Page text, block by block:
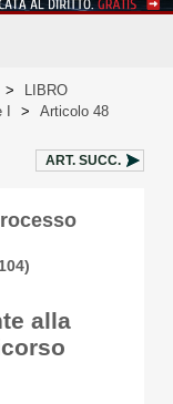
>
LIBRO
> Articolo 48
ART. SUCC.
alla